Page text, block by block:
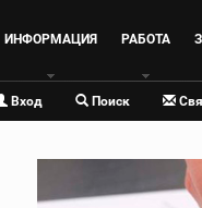
ИНФОРМАЦИЯ РАБОТА
Вход Поиск